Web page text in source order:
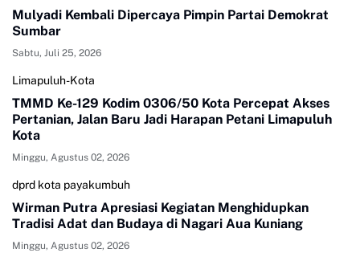
Mulyadi Kembali Dipercaya Pimpin Partai Demokrat
Sumbar
Sabtu, Juli 25, 2026
Limapuluh-Kota
TMMD Ke-129 Kodim 0306/50 Kota Percepat Akses
Pertanian, Jalan Baru Jadi Harapan Petani Limapuluh
Kota
Minggu, Agustus 02, 2026
dprd kota payakumbuh
Wirman Putra Apresiasi Kegiatan Menghidupkan
Tradisi Adat dan Budaya di Nagari Aua Kuniang
Minggu, Agustus 02, 2026